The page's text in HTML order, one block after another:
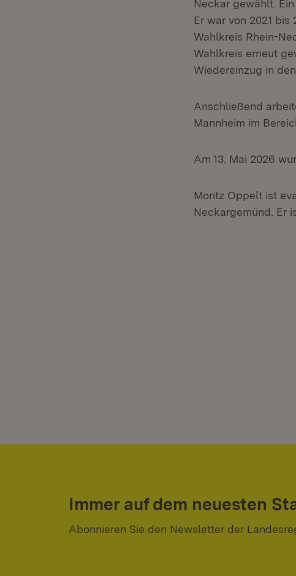
Neckar gewählt.
Er war von 2021
Wahlkreis Rhein-
Wahlkreis erneut
Wiedereinzug in
Anschließend
Mannheim im
Am 13. Mai 2026
Moritz Oppelt ist
Neckargemünd. Er
Immer auf dem neuesten
Abonnieren Sie den Newsletter der